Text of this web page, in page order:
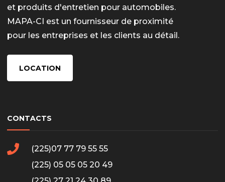
et produits d'entretien pour automobiles.
MAPA-CI est un fournisseur de proximité
pour les entreprises et les clients au détail.
LOCATION
CONTACTS
(225)07 77 79 55 55
(225) 05 05 05 20 49